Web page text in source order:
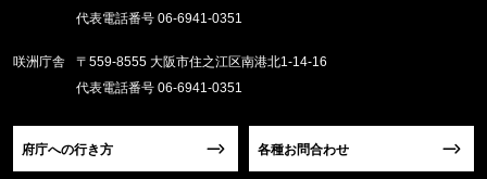
代表電話番号 06-6941-0351
咲洲庁舎
〒559-8555 大阪市住之江区南港北1-14-16
代表電話番号 06-6941-0351
府庁への行き方 各種お問合わせ